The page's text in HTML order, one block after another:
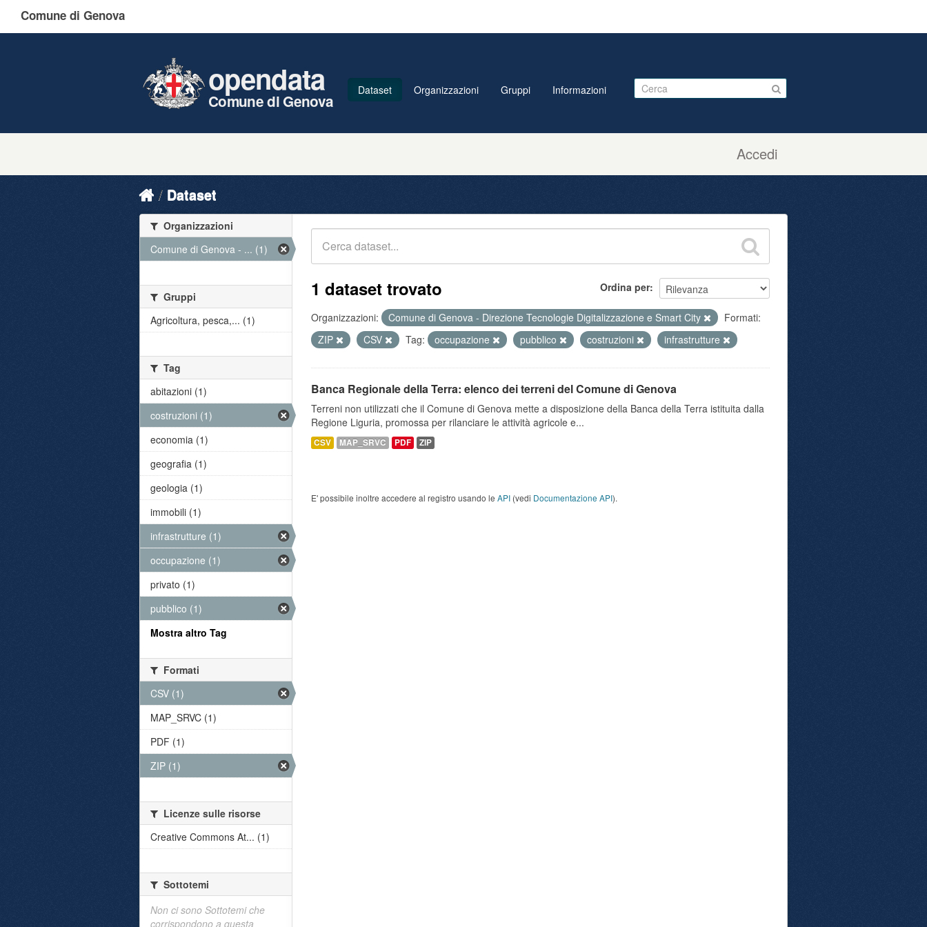
Comune di Genova
Accedi
opendata
Comune di Genova
Dataset Organizzazioni Gruppi Informazioni
Dataset
Ordina per
1 dataset trovato
Organizzazioni: Comune di Genova - Direzione Tecnologie Digitalizzazione e Smart City
Formati:
ZIP
CSV Tag: occupazione pubblico costruzioni infrastrutture
Banca Regionale della Terra: elenco dei terreni del Comune di Genova
Terreni non utilizzati che il Comune di Genova mette a disposizione della Banca della Terra istituita dalla
Regione Liguria, promossa per rilanciare le attività agricole e...
CSV MAP_SRVC PDF ZIP
E' possibile inoltre accedere al registro usando le API (vedi Documentazione API).
Organizzazioni
Comune di Genova - ... (1)
Gruppi
Agricoltura, pesca,... (1)
Tag
abitazioni (1)
costruzioni (1)
economia (1)
geografia (1)
geologia (1)
immobili (1)
infrastrutture (1)
occupazione (1)
privato (1)
pubblico (1)
Mostra altro Tag
Formati
CSV (1)
MAP_SRVC (1)
PDF (1)
ZIP (1)
Licenze sulle risorse
Creative Commons At... (1)
Sottotemi
Non ci sono Sottotemi che
corrispondono a questa